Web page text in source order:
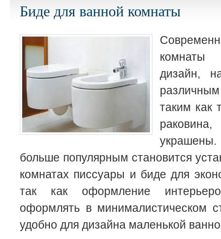
Биде для ванной комнаты
дизайн,
таким как
больше популярным становится
комнатах писсуары и биде для
так как оформление
оформлять в минималистическом
удобно для дизайна маленькой